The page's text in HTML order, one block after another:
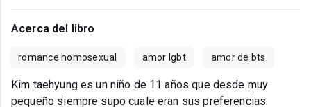
Acerca del libro
romance homosexual amor lgbt amor de bts
Kim taehyung es un niño de 11 años que desde muy
pequeño siempre supo cuale eran sus preferencias